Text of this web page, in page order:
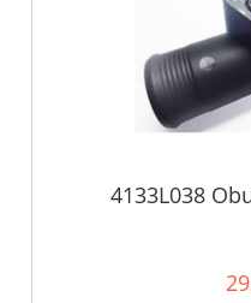
4133L038